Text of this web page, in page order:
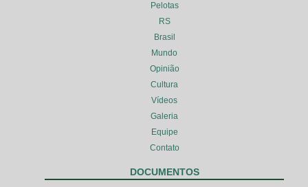
Pelotas
RS
Brasil
Mundo
Opinião
Cultura
Vídeos
Galeria
Equipe
Contato
DOCUMENTOS